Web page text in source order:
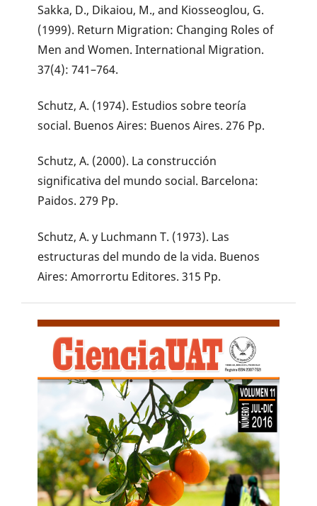
Sakka, D., Dikaiou, M., and Kiosseoglou, G.
(1999). Return Migration: Changing Roles of
Men and Women. International Migration.
37(4): 741–764.
Schutz, A. (1974). Estudios sobre teoría
social. Buenos Aires: Buenos Aires. 276 Pp.
Schutz, A. (2000). La construcción
significativa del mundo social. Barcelona:
Paidos. 279 Pp.
Schutz, A. y Luchmann T. (1973). Las
estructuras del mundo de la vida. Buenos
Aires: Amorrortu Editores. 315 Pp.